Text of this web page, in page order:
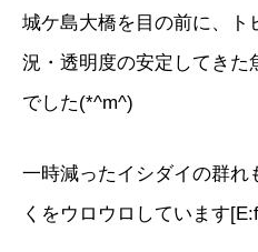
城ケ島大橋を目の前に、ト
況・透明度の安定してきた
でした(*^m^)
一時減ったイシダイの群れ
くをウロウロしています